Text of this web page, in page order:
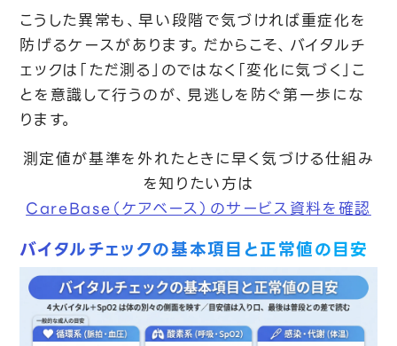
こうした異常も、早い段階で気づければ重症化を
防げるケースがあります。だからこそ、バイタルチ
ェックは「ただ測る」のではなく「変化に気づく」こ
とを意識して行うのが、見逃しを防ぐ第一歩にな
ります。
測定値が基準を外れたときに早く気づける仕組み
を知りたい方は
CareBase（ケアベース）のサービス資料を確認
バイタルチェックの基本項目と正常値の目安